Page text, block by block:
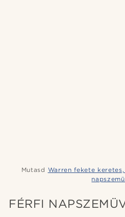
Mutasd Warren fekete
FÉRFI